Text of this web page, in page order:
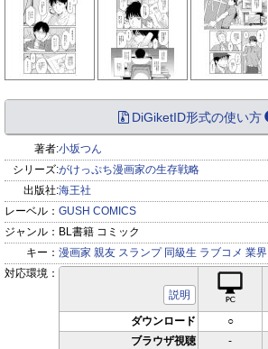
DiGiketID形式の使い方
著者:小坂つん
シリーズ:がけっぷち漫画家の生存戦略
出版社:海王社
レーベル： GUSH COMICS
ジャンル： BL書籍 コミック
キー： 漫画家 親友 スランプ 同級生 ラブコメ 業界
対応環境：
説明
ダウンロード ○
ブラウザ視聴
-